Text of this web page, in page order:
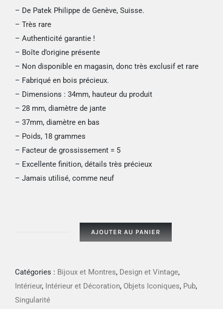
– De Patek Philippe de Genève, Suisse.
– Très rare
– Authenticité garantie !
– Boîte d’origine présente
– Non disponible en magasin, donc très exclusif et rare
– Fabriqué en bois précieux.
– Dimensions : 34mm, hauteur du produit
– 28 mm, diamètre de jante
– 37mm, diamètre en bas
– Poids, 18 grammes
– Facteur de grossissement = 5
– Excellente finition, détails très précieux
– Jamais utilisé, comme neuf
AJOUTER AU PANIER
Catégories : Bijoux et Montres, Design et Vintage,
Intérieur, Intérieur et Décoration, Objets Iconiques, Pub,
Singularité